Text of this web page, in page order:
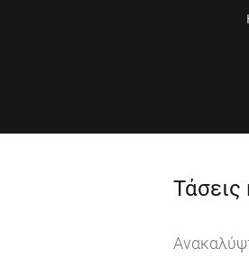
Τάσεις